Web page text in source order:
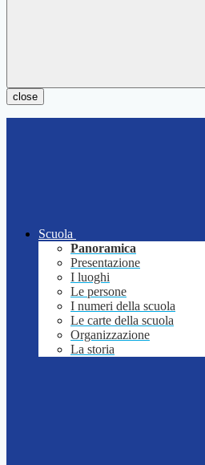
close
Scuola
Panoramica
Presentazione
I luoghi
Le persone
I numeri della scuola
Le carte della scuola
Organizzazione
La storia